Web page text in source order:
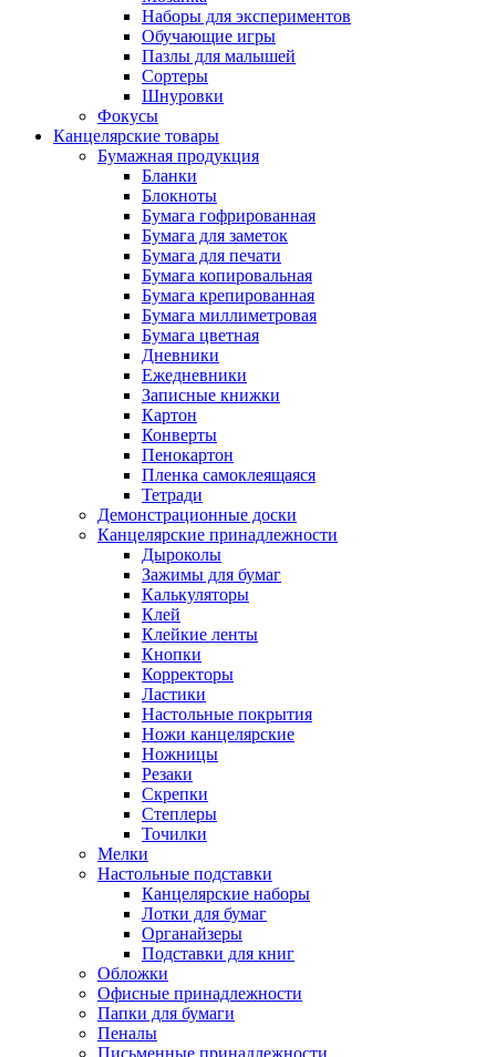
Наборы для экспериментов
Обучающие игры
Пазлы для малышей
Сортеры
Шнуровки
Фокусы
Канцелярские товары
Бумажная продукция
Бланки
Блокноты
Бумага гофрированная
Бумага для заметок
Бумага для печати
Бумага копировальная
Бумага крепированная
Бумага миллиметровая
Бумага цветная
Дневники
Ежедневники
Записные книжки
Картон
Конверты
Пенокартон
Пленка самоклеящаяся
Тетради
Демонстрационные доски
Канцелярские принадлежности
Дыроколы
Зажимы для бумаг
Калькуляторы
Клей
Клейкие ленты
Кнопки
Корректоры
Ластики
Настольные покрытия
Ножи канцелярские
Ножницы
Резаки
Скрепки
Степлеры
Точилки
Мелки
Настольные подставки
Канцелярские наборы
Лотки для бумаг
Органайзеры
Подставки для книг
Обложки
Офисные принадлежности
Папки для бумаги
Пеналы
Письменные принадлежности